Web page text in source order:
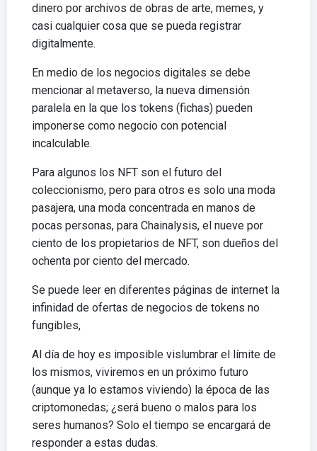
dinero por archivos de obras de arte, memes, y
casi cualquier cosa que se pueda registrar
digitalmente.
En medio de los negocios digitales se debe
mencionar al metaverso, la nueva dimensión
paralela en la que los tokens (fichas) pueden
imponerse como negocio con potencial
incalculable.
Para algunos los NFT son el futuro del
coleccionismo, pero para otros es solo una moda
pasajera, una moda concentrada en manos de
pocas personas, para Chainalysis, el nueve por
ciento de los propietarios de NFT, son dueños del
ochenta por ciento del mercado.
Se puede leer en diferentes páginas de internet la
infinidad de ofertas de negocios de tokens no
fungibles,
Al día de hoy es imposible vislumbrar el límite de
los mismos, viviremos en un próximo futuro
(aunque ya lo estamos viviendo) la época de las
criptomonedas; ¿será bueno o malos para los
seres humanos? Solo el tiempo se encargará de
responder a estas dudas.